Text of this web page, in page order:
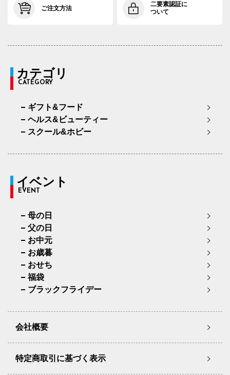
ご注文方法
二要素認証に
ついて
カテゴリ
CATEGORY
ギフト&フード
ヘルス&ビューティー
スクール&ホビー
イベント
EVENT
母の日
父の日
お中元
お歳暮
おせち
福袋
ブラックフライデー
会社概要
特定商取引に基づく表示